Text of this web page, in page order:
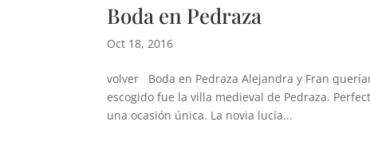
Boda en Pedraza
Oct 18, 2016
volver Boda en Pedraza Alejandra y Fran
escogido fue la villa medieval de Pedraza.
una ocasión única. La novia lucía...